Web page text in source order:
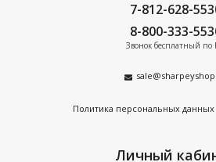
7-812-628-
8-800-333-
Звонок бесплатный по
Политика персональных данных
Личный